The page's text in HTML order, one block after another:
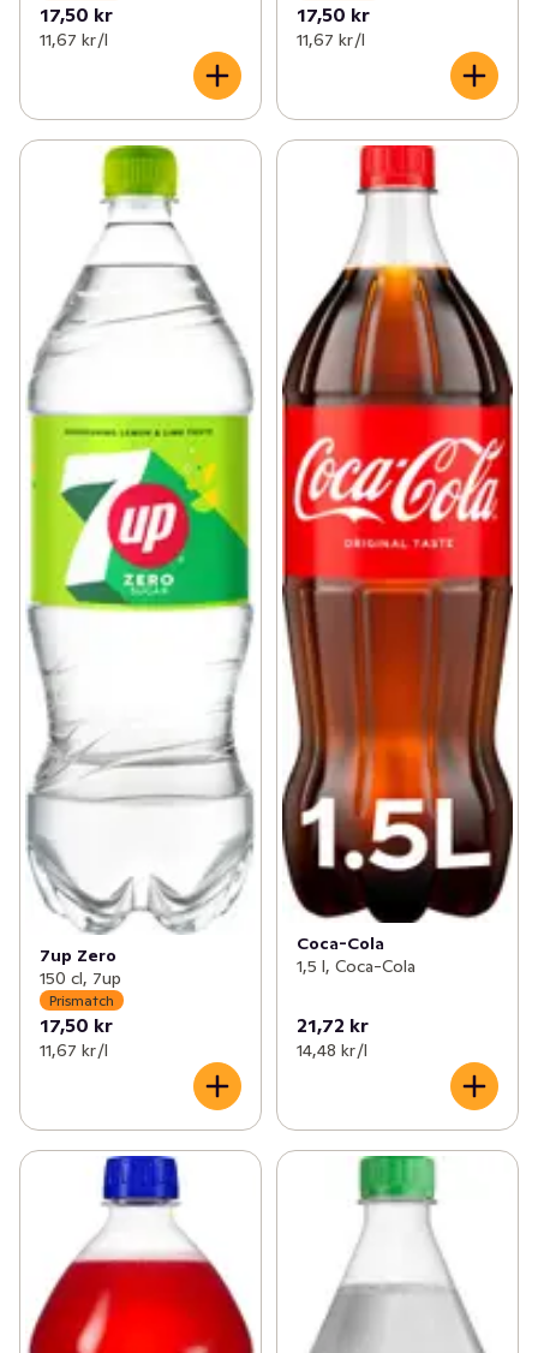
17,50 kr
11,67 kr /l
17,50 kr
11,67 kr /l
7up Zero
150 cl, 7up
Prismatch
17,50 kr
11,67 kr /l
Coca-Cola
1,5 l, Coca-Cola
21,72 kr
14,48 kr /l